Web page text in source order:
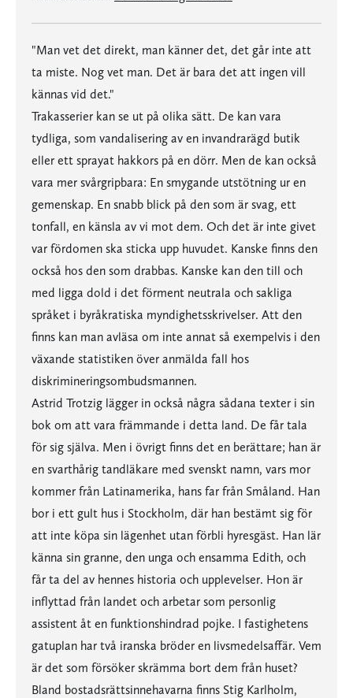
"Man vet det direkt, man känner det, det går inte att
ta miste. Nog vet man. Det är bara det att ingen vill
kännas vid det."
Trakasserier kan se ut på olika sätt. De kan vara
tydliga, som vandalisering av en invandrarägd butik
eller ett sprayat hakkors på en dörr. Men de kan också
vara mer svårgripbara: En smygande utstötning ur en
gemenskap. En snabb blick på den som är svag, ett
tonfall, en känsla av vi mot dem. Och det är inte givet
var fördomen ska sticka upp huvudet. Kanske finns den
också hos den som drabbas. Kanske kan den till och
med ligga dold i det förment neutrala och sakliga
språket i byråkratiska myndighetsskrivelser. Att den
finns kan man avläsa om inte annat så exempelvis i den
växande statistiken över anmälda fall hos
diskrimineringsombudsmannen.
Astrid Trotzig lägger in också några sådana texter i sin
bok om att vara främmande i detta land. De får tala
för sig själva. Men i övrigt finns det en berättare; han är
en svarthårig tandläkare med svenskt namn, vars mor
kommer från Latinamerika, hans far från Småland. Han
bor i ett gult hus i Stockholm, där han bestämt sig för
att inte köpa sin lägenhet utan förbli hyresgäst. Han lär
känna sin granne, den unga och ensamma Edith, och
får ta del av hennes historia och upplevelser. Hon är
inflyttad från landet och arbetar som personlig
assistent åt en funktionshindrad pojke. I fastighetens
gatuplan har två iranska bröder en livsmedelsaffär. Vem
är det som försöker skrämma bort dem från huset?
Bland bostadsrättsinnehavarna finns Stig Karlholm,